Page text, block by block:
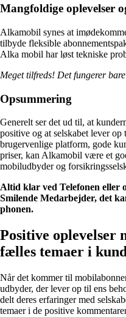
Mangfoldige oplevelser
Alkamobil synes at
tilbyde fleksible
Alka mobil har løst tekniske
Meget tilfreds! Det fungerer
Opsummering
Generelt ser det ud til, at
positive og at selskabet lever
brugervenlige platform, gode
priser, kan Alkamobil være et
mobiludbyder og
Altid klar ved Telefonen eller
Smilende Medarbejder, det
phonen.
Positive oplevelser
fælles temaer i
Når det kommer til
udbyder, der lever op til ens
delt deres erfaringer med
temaer i de positive